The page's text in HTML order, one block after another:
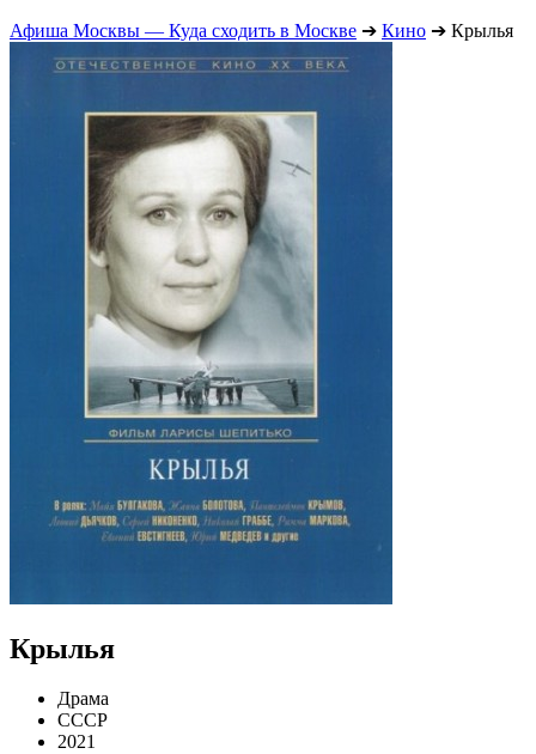
Афиша Москвы — Куда сходить в Москве ➔ Кино ➔ Крылья
Крылья
Драма
СССР
2021